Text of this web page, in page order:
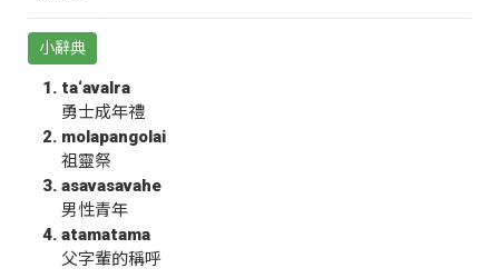
小辭典
ta‘avalra
勇士成年禮
molapangolai
祖靈祭
asavasavahe
男性青年
atamatama
父字輩的稱呼